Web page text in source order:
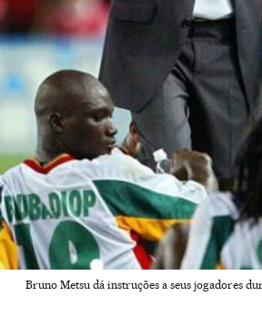
Bruno Metsu dá instruções a seus jogadores